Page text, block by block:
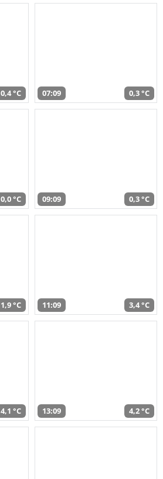
0,4 °C 07:09 0,3 °C
0,0 °C 09:09 0,3 °C
1,9 °C 11:09 3,4 °C
4,1 °C 13:09 4,2 °C